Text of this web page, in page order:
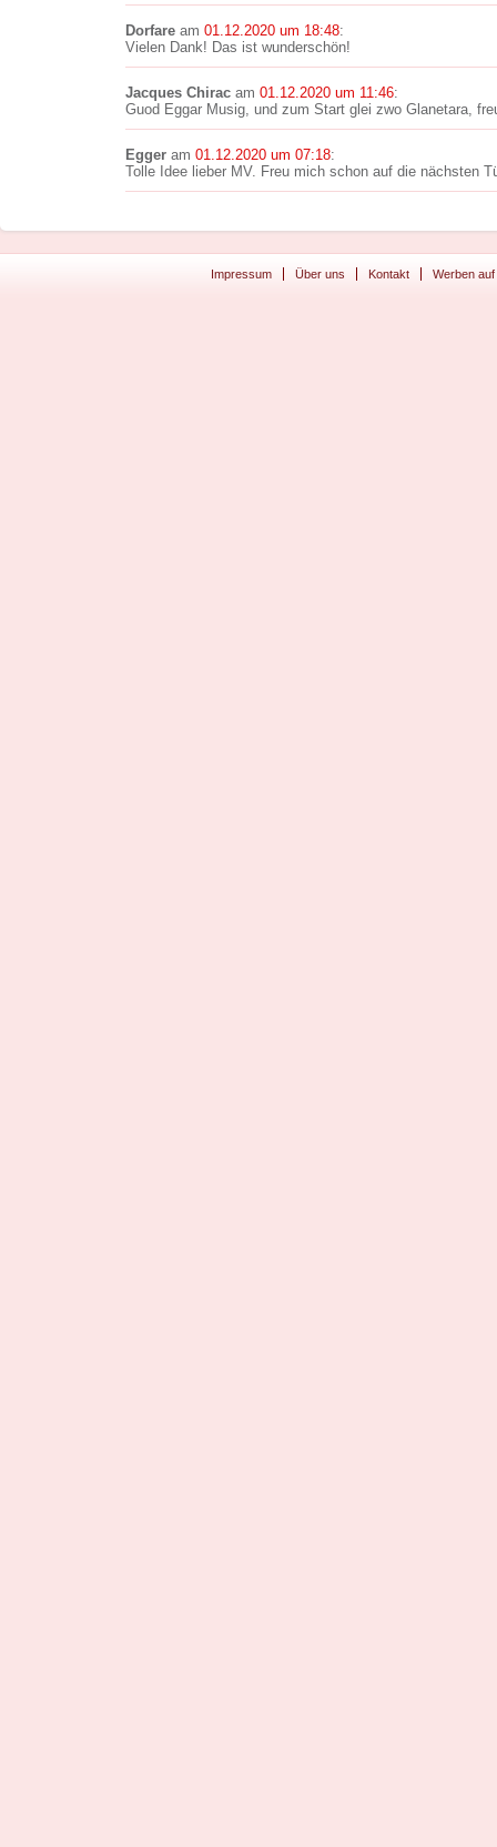
Dorfare am 01.12.2020 um 18:48:
Vielen Dank! Das ist wunderschön!
Jacques Chirac am 01.12.2020 um 11:46:
Guod Eggar Musig, und zum Start glei zwo Glanetara,
Egger am 01.12.2020 um 07:18:
Tolle Idee lieber MV. Freu mich schon auf die nächsten
Impressum Über uns Kontakt Werben